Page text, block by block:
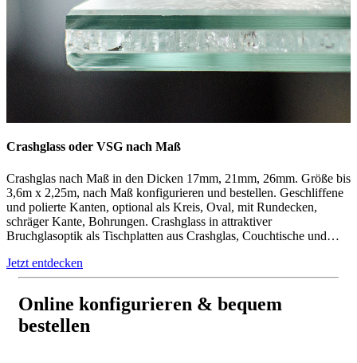
Crashglass oder VSG nach Maß
Crashglas nach Maß in den Dicken 17mm, 21mm, 26mm. Größe bis
3,6m x 2,25m, nach Maß konfigurieren und bestellen. Geschliffene
und polierte Kanten, optional als Kreis, Oval, mit Rundecken,
schräger Kante, Bohrungen. Crashglass in attraktiver
Bruchglasoptik als Tischplatten aus Crashglas, Couchtische und
Trennwände im Crashglas-Design. Verbundglas, das aus drei
Einzelscheiben zusammengesetzt ist. Durch die gezielte und
Glasbruchoptik des Crashglases von BE GLASS. Das feine
Gitternetz zwischen den Bruchstücken bildet reizvolle Lichtreflexe
und verbindet Transparenz mit Sichtschutz.
Jetzt entdecken
Online konfigurieren & bequem
bestellen